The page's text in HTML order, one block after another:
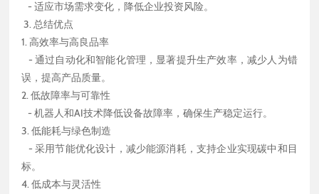
- 适应市场需求变化，降低企业投资风险。
3. 总结优点
1. 高效率与高良品率
- 通过自动化和智能化管理，显著提升生产效率，减少人为错
误，提高产品质量。
2. 低故障率与可靠性
- 机器人和AI技术降低设备故障率，确保生产稳定运行。
3. 低能耗与绿色制造
- 采用节能优化设计，减少能源消耗，支持企业实现碳中和目
标。
4. 低成本与灵活性